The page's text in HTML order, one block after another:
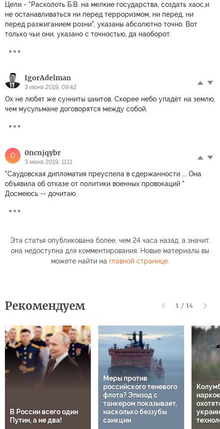
Цели - "Расколоть Б.В. на мелкие государства, создать хаос,и
не останавливаться ни перед терроризмом, ни перед, ни
перед разжиганием розни", указаны абсолютно точно. Вот
только чьи они, указано с точностью, да наоборот.
IgorAdelman
3 июня 2019, 09:42
Ох не любят же сунниты шиитов. Скорее небо упадёт на землю,
чем мусульмане договорятся между собой.
0 0ncnjqybr
3 июня 2019, 11:11
"Cаудовская дипломатия преуспела в сдержанности ... Она
объявила об отказе от политики военных провокаций "
Досмеюсь -- дочитаю.
Эта статья опубликована более, чем 24 часа назад, а значит,
она недоступна для комментирования. Новые материалы вы
можете найти на главной странице.
Рекомендуем 1 / 14
В России всего один
Путин, а не два!
Меры против
российского теневого
флота? Эпизод с
танкером показывает,
насколько беззубы
санкции